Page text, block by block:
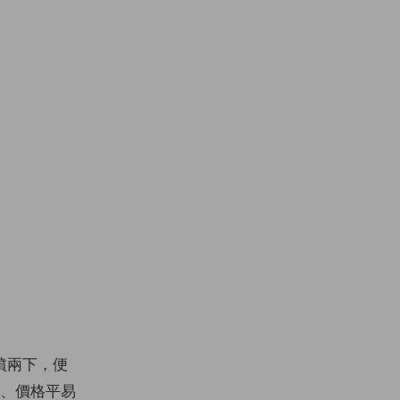
兩下，便
價格平易